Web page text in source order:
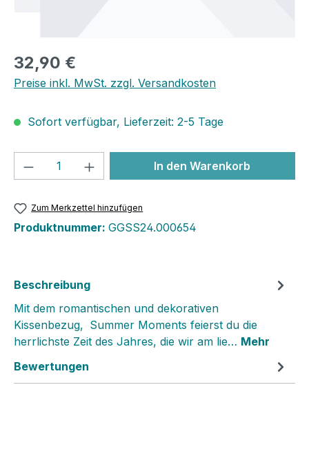
32,90 €
Preise inkl. MwSt. zzgl. Versandkosten
Sofort verfügbar, Lieferzeit: 2-5 Tage
Produkt Anzahl: Gib denIn den Warenkorb
Zum Merkzettel hinzufügen
Produktnummer: GGSS24.000654
Beschreibung
Mit dem romantischen und dekorativen
Kissenbezug‚ Summer Moments feierst du die
herrlichste Zeit des Jahres, die wir am lie… Mehr
Bewertungen